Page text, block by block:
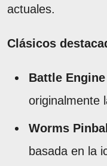
actuales.
Clásicos
Battle
originalmente
Worms Pinball
basada en la